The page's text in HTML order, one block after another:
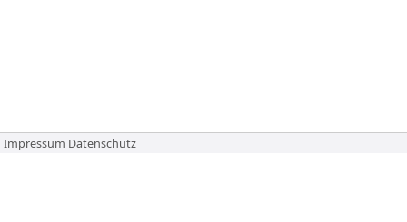
Impressum Datenschutz